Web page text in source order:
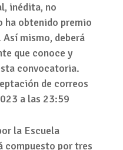
inédita, no
ha obtenido premio
mismo, deberá
que conoce y
convocatoria.
de correos
a las 23:59
la Escuela
compuesto por tres